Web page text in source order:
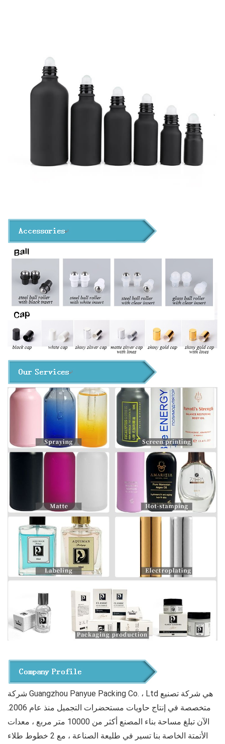
شركة Guangzhou Panyue Packing Co. ، Ltd هي شركة تصنيع
متخصصة في إنتاج حاويات مستحضرات التجميل منذ عام 2006.
الآن تبلغ مساحة بناء المصنع أكثر من 10000 متر مربع ، معدات
الأتمتة الخاصة بنا تسير في طليعة الصناعة ، مع 2 خطوط طلاء